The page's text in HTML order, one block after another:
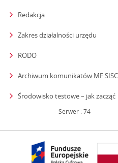
Redakcja
Zakres działalności urzędu
RODO
Archiwum komunikatów MF SISC
Środowisko testowe – jak zacząć
Serwer : 74